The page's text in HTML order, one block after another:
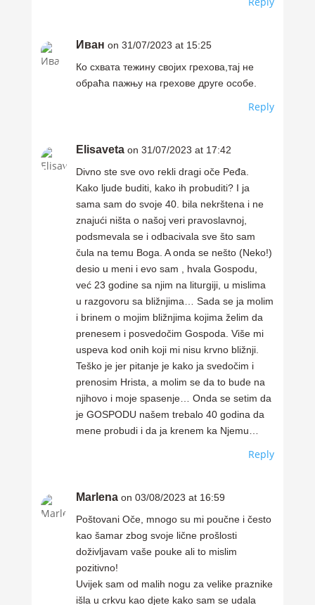
Иван on 31/07/2023 at 15:25
Ко схвата тежину својих грехова,тај не
обраћа пажњу на грехове друге особе.
Reply
Elisaveta on 31/07/2023 at 17:42
Divno ste sve ovo rekli dragi oče Peđa.
Kako ljude buditi, kako ih probuditi? I ja
sama sam do svoje 40. bila nekrštena i ne
znajući ništa o našoj veri pravoslavnoj,
podsmevala se i odbacivala sve što sam
čula na temu Boga. A onda se nešto (Neko!)
desio u meni i evo sam , hvala Gospodu,
već 23 godine sa njim na liturgiji, u mislima
u razgovoru sa bližnjima… Sada se ja molim
i brinem o mojim bližnjima kojima želim da
prenesem i posvedočim Gospoda. Više mi
uspeva kod onih koji mi nisu krvno bližnji.
Teško je jer pitanje je kako ja svedočim i
prenosim Hrista, a molim se da to bude na
njihovo i moje spasenje… Onda se setim da
je GOSPODU našem trebalo 40 godina da
mene probudi i da ja krenem ka Njemu…
Reply
Marlena on 03/08/2023 at 16:59
Poštovani Oče, mnogo su mi poučne i često
kao šamar zbog svoje lične prošlosti
doživljavam vaše pouke ali to mislim
pozitivno!
Uvijek sam od malih nogu za velike praznike
išla u crkvu kao djete kako sam se udala